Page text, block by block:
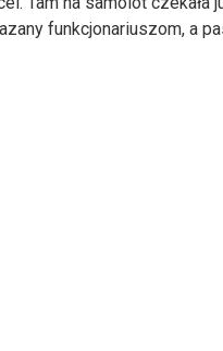
funkcjonariuszom, a